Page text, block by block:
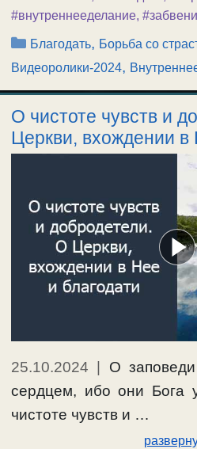
#внутреннееделание,
Рубрики
Благодать, Борьба со
Видеоролики-2024,
О чистоте чувств и
Церкви, вхождении в
25.10.2024
О
сердцем, ибо они Бога
чистоте чувств и …